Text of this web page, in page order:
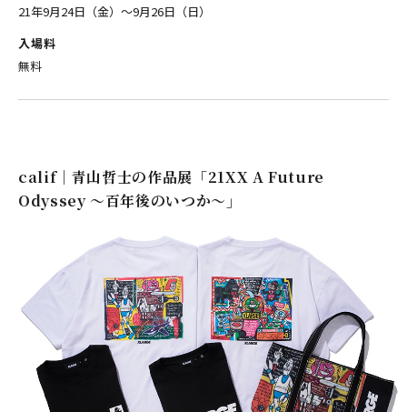
21年9月24日（金）〜9月26日（日）
入場料
無料
calif｜青山哲士の作品展「21XX A Future
Odyssey ～百年後のいつか～」